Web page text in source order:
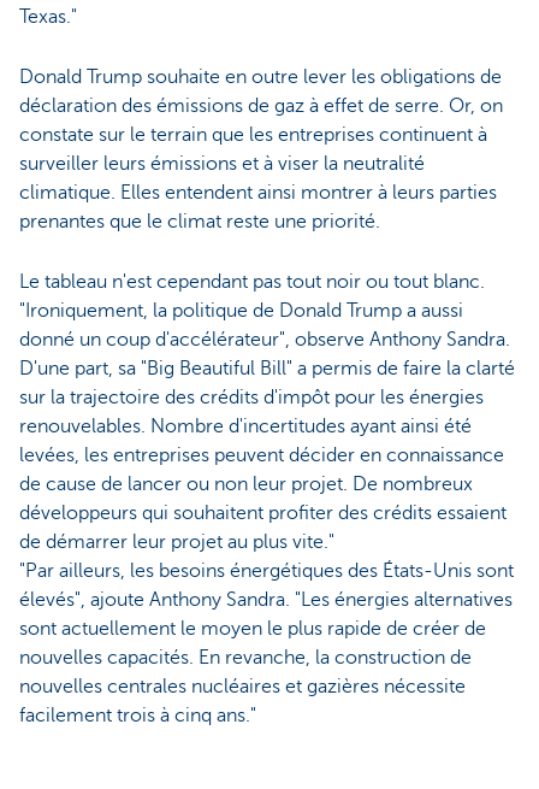
Texas."
Donald Trump souhaite en outre lever les obligations de
déclaration des émissions de gaz à effet de serre. Or, on
constate sur le terrain que les entreprises continuent à
surveiller leurs émissions et à viser la neutralité
climatique. Elles entendent ainsi montrer à leurs parties
prenantes que le climat reste une priorité.
Le tableau n'est cependant pas tout noir ou tout blanc.
"Ironiquement, la politique de Donald Trump a aussi
donné un coup d'accélérateur", observe Anthony Sandra.
D'une part, sa "Big Beautiful Bill" a permis de faire la clarté
sur la trajectoire des crédits d'impôt pour les énergies
renouvelables. Nombre d'incertitudes ayant ainsi été
levées, les entreprises peuvent décider en connaissance
de cause de lancer ou non leur projet. De nombreux
développeurs qui souhaitent profiter des crédits essaient
de démarrer leur projet au plus vite."
"Par ailleurs, les besoins énergétiques des États-Unis sont
élevés", ajoute Anthony Sandra. "Les énergies alternatives
sont actuellement le moyen le plus rapide de créer de
nouvelles capacités. En revanche, la construction de
nouvelles centrales nucléaires et gazières nécessite
facilement trois à cinq ans."